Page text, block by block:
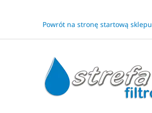
Powrót na stronę startową sklepu